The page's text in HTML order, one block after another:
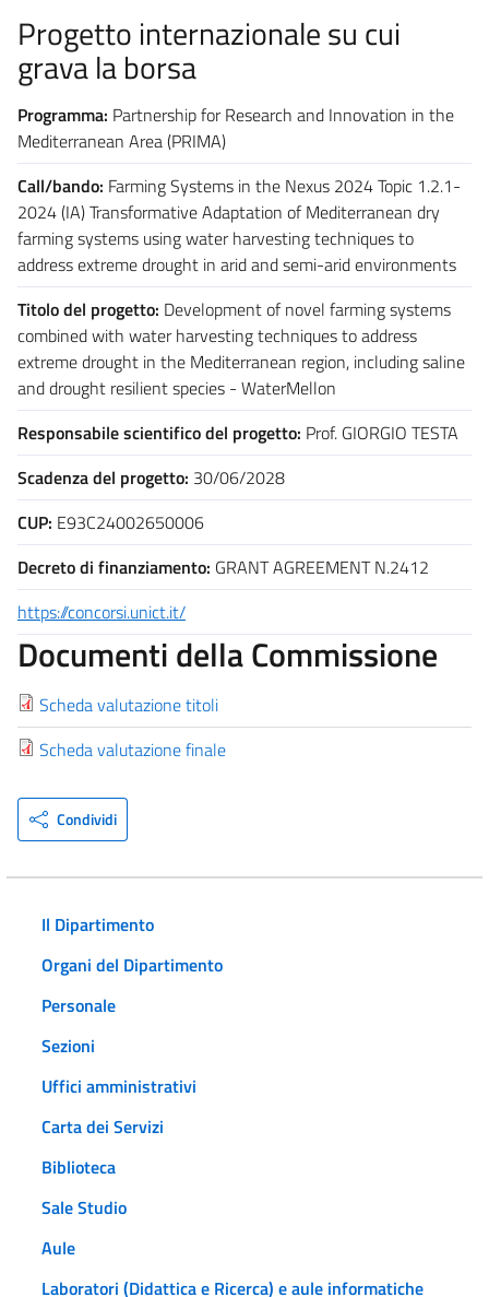
Progetto internazionale su cui
grava la borsa
Programma: Partnership for Research and Innovation in the
Mediterranean Area (PRIMA)
Call/bando: Farming Systems in the Nexus 2024 Topic 1.2.1-
2024 (IA) Transformative Adaptation of Mediterranean dry
farming systems using water harvesting techniques to
address extreme drought in arid and semi-arid environments
Titolo del progetto: Development of novel farming systems
combined with water harvesting techniques to address
extreme drought in the Mediterranean region, including saline
and drought resilient species - WaterMellon
Responsabile scientifico del progetto: Prof. GIORGIO TESTA
Scadenza del progetto: 30/06/2028
CUP: E93C24002650006
Decreto di finanziamento: GRANT AGREEMENT N.2412
https://concorsi.unict.it/
Documenti della Commissione
Scheda valutazione titoli
Scheda valutazione finale
Condividi
Il Dipartimento
Organi del Dipartimento
Personale
Sezioni
Uffici amministrativi
Carta dei Servizi
Biblioteca
Sale Studio
Aule
Laboratori (Didattica e Ricerca) e aule informatiche